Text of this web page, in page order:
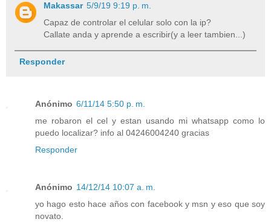
Makassar 5/9/19 9:19 p. m.
Capaz de controlar el celular solo con la ip?
Callate anda y aprende a escribir(y a leer tambien...)
Responder
Anónimo 6/11/14 5:50 p. m.
me robaron el cel y estan usando mi whatsapp como lo
puedo localizar? info al 04246004240 gracias
Responder
Anónimo 14/12/14 10:07 a. m.
yo hago esto hace años con facebook y msn y eso que soy
novato.